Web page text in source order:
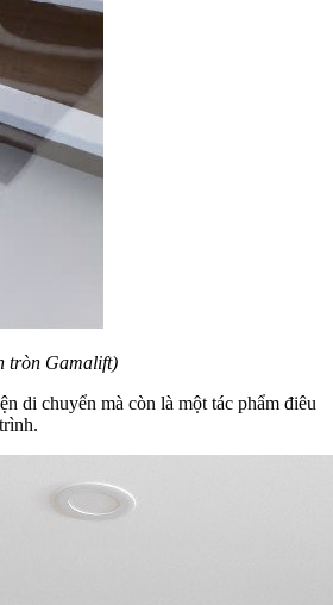
tròn Gamalift)
di chuyển mà còn là một tác phẩm điêu